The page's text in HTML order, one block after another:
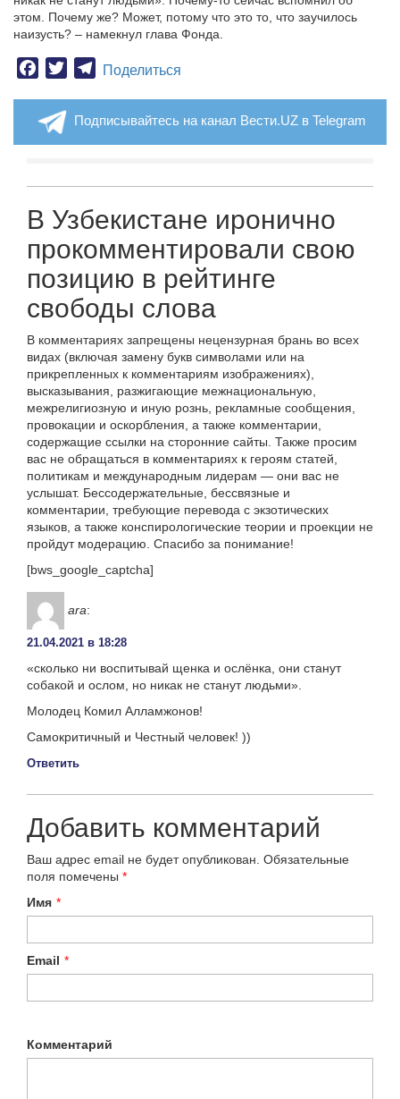
этом. Почему же? Может, потому что это то, что заучилось
наизусть? – намекнул глава Фонда.
Facebook
TwitterTelegram
Поделиться
Подписывайтесь на канал Вести.UZ в Telegram
В Узбекистане иронично
прокомментировали свою
позицию в рейтинге
свободы слова
В комментариях запрещены нецензурная брань во всех
видах (включая замену букв символами или на
прикрепленных к комментариям изображениях),
высказывания, разжигающие межнациональную,
межрелигиозную и иную рознь, рекламные сообщения,
провокации и оскорбления, а также комментарии,
содержащие ссылки на сторонние сайты. Также просим
вас не обращаться в комментариях к героям статей,
политикам и международным лидерам — они вас не
услышат. Бессодержательные, бессвязные и
комментарии, требующие перевода с экзотических
языков, а также конспирологические теории и проекции не
пройдут модерацию. Спасибо за понимание!
[bws_google_captcha]
ara:
21.04.2021 в 18:28
«сколько ни воспитывай щенка и ослёнка, они станут
собакой и ослом, но никак не станут людьми».
Молодец Комил Алламжонов!
Самокритичный и Честный человек! ))
Ответить
Добавить комментарий
Ваш адрес email не будет опубликован. Обязательные
поля помечены *
Имя *
Email *
Комментарий